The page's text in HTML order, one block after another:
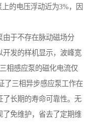
的电压浮动近为3%，因
由于不存在脉动磁场分
发的样机显示，波峰宽
相感应泵的磁化电流仅
了三相异步感应泵工作在
长期的寿命可靠性。无
免维护，省去了定期维